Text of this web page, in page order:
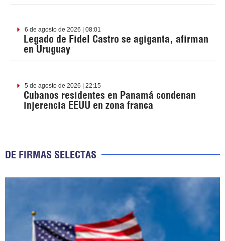
6 de agosto de 2026 | 08:01
Legado de Fidel Castro se agiganta, afirman
en Uruguay
5 de agosto de 2026 | 22:15
Cubanos residentes en Panamá condenan
injerencia EEUU en zona franca
DE FIRMAS SELECTAS